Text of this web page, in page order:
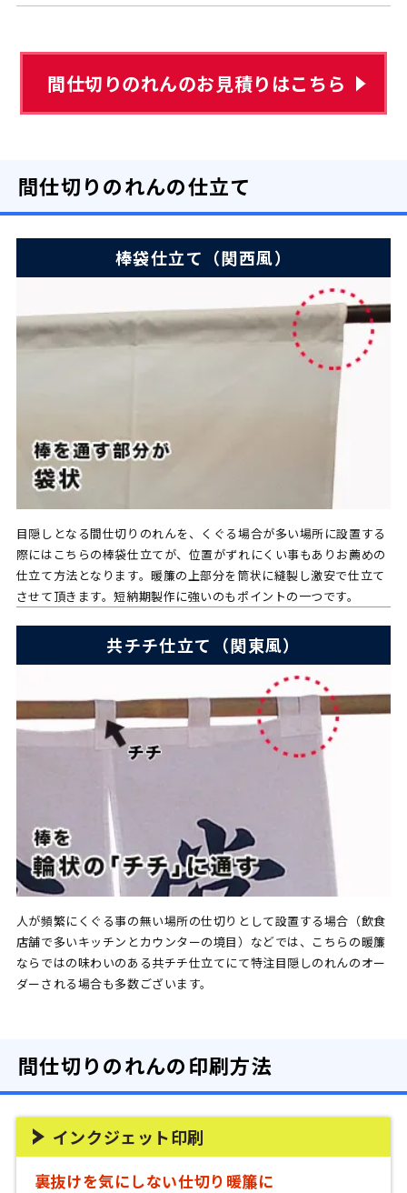
間仕切りのれんのお見積りはこちら
間仕切りのれんの仕立て
棒袋仕立て（関西風）
目隠しとなる間仕切りのれんを、くぐる場合が多い場所に設置する
際にはこちらの棒袋仕立てが、位置がずれにくい事もありお薦めの
仕立て方法となります。暖簾の上部分を筒状に縫製し激安で仕立て
させて頂きます。短納期製作に強いのもポイントの一つです。
共チチ仕立て（関東風）
人が頻繁にくぐる事の無い場所の仕切りとして設置する場合（飲食
店舗で多いキッチンとカウンターの境目）などでは、こちらの暖簾
ならではの味わいのある共チチ仕立てにて特注目隠しのれんのオー
ダーされる場合も多数ございます。
間仕切りのれんの印刷方法
インクジェット印刷
裏抜けを気にしない仕切り暖簾に